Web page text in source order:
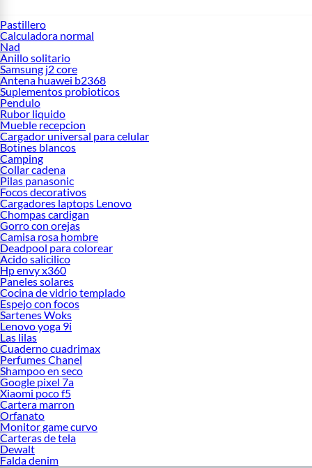
Pastillero
Calculadora normal
Nad
Anillo solitario
Samsung j2 core
Antena huawei b2368
Suplementos probioticos
Pendulo
Rubor liquido
Mueble recepcion
Cargador universal para celular
Botines blancos
Camping
Collar cadena
Pilas panasonic
Focos decorativos
Cargadores laptops Lenovo
Chompas cardigan
Gorro con orejas
Camisa rosa hombre
Deadpool para colorear
Acido salicilico
Hp envy x360
Paneles solares
Cocina de vidrio templado
Espejo con focos
Sartenes Woks
Lenovo yoga 9i
Las lilas
Cuaderno cuadrimax
Perfumes Chanel
Shampoo en seco
Google pixel 7a
Xiaomi poco f5
Cartera marron
Orfanato
Monitor game curvo
Carteras de tela
Dewalt
Falda denim